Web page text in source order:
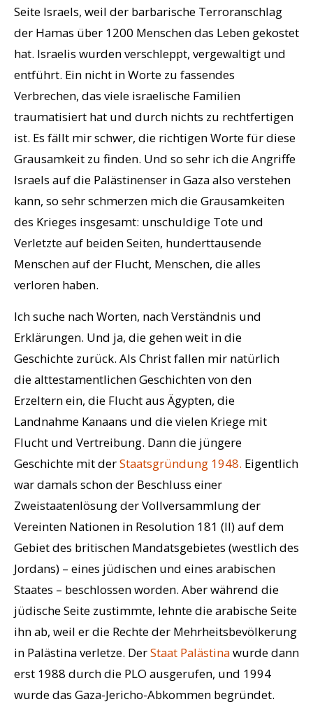
Seite Israels, weil der barbarische Terroranschlag
der Hamas über 1200 Menschen das Leben gekostet
hat. Israelis wurden verschleppt, vergewaltigt und
entführt. Ein nicht in Worte zu fassendes
Verbrechen, das viele israelische Familien
traumatisiert hat und durch nichts zu rechtfertigen
ist. Es fällt mir schwer, die richtigen Worte für diese
Grausamkeit zu finden. Und so sehr ich die Angriffe
Israels auf die Palästinenser in Gaza also verstehen
kann, so sehr schmerzen mich die Grausamkeiten
des Krieges insgesamt: unschuldige Tote und
Verletzte auf beiden Seiten, hunderttausende
Menschen auf der Flucht, Menschen, die alles
verloren haben.
Ich suche nach Worten, nach Verständnis und
Erklärungen. Und ja, die gehen weit in die
Geschichte zurück. Als Christ fallen mir natürlich
die alttestamentlichen Geschichten von den
Erzeltern ein, die Flucht aus Ägypten, die
Landnahme Kanaans und die vielen Kriege mit
Flucht und Vertreibung. Dann die jüngere
Geschichte mit derStaatsgründung 1948. Eigentlich
war damals schon der Beschluss einer
Zweistaatenlösung der Vollversammlung der
Vereinten Nationen in Resolution 181 (II) auf dem
Gebiet des britischen Mandatsgebietes (westlich des
Jordans) – eines jüdischen und eines arabischen
Staates – beschlossen worden. Aber während die
jüdische Seite zustimmte, lehnte die arabische Seite
ihn ab, weil er die Rechte der Mehrheitsbevölkerung
in Palästina verletze. DerStaat Palästinawurde dann
erst 1988 durch die PLO ausgerufen, und 1994
wurde das Gaza-Jericho-Abkommen begründet.